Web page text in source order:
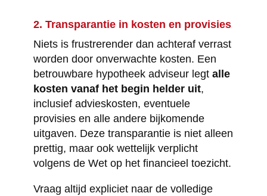
2. Transparantie in kosten en provisies
Niets is frustrerender dan achteraf verrast
worden door onverwachte kosten. Een
betrouwbare hypotheek adviseur legt alle
kosten vanaf het begin helder uit,
inclusief advieskosten, eventuele
provisies en alle andere bijkomende
uitgaven. Deze transparantie is niet alleen
prettig, maar ook wettelijk verplicht
volgens de Wet op het financieel toezicht.
Vraag altijd expliciet naar de volledige